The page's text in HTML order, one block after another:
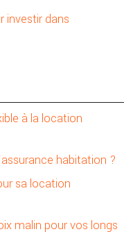
investir dans
à la location
habitation ?
sa location
malin pour vos longs